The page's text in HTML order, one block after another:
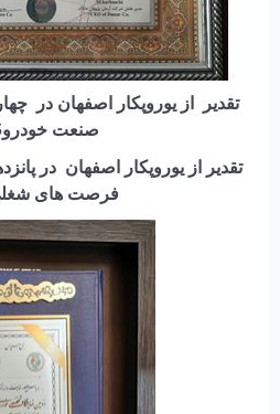
تقدیر از یوروپکار اصفهان در
صنعت خودرو
تقدیر از یوروپکار اصفهان در
فرصت های شغلی